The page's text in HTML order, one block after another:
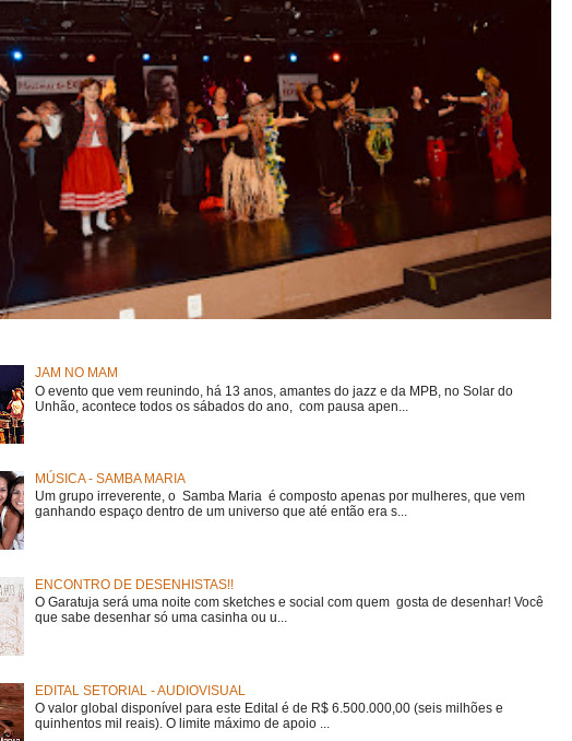
JAM NO MAM
O evento que vem reunindo, há 13 anos, amantes do jazz e da MPB, no Solar do
Unhão, acontece todos os sábados do ano, com pausa apen...
MÚSICA - SAMBA MARIA
Um grupo irreverente, o Samba Maria é composto apenas por mulheres, que vem
ganhando espaço dentro de um universo que até então era s...
ENCONTRO DE DESENHISTAS!!
O Garatuja será uma noite com sketches e social com quem gosta de desenhar! Você
que sabe desenhar só uma casinha ou u...
EDITAL SETORIAL - AUDIOVISUAL
O valor global disponível para este Edital é de R$ 6.500.000,00 (seis milhões e
quinhentos mil reais). O limite máximo de apoio ...